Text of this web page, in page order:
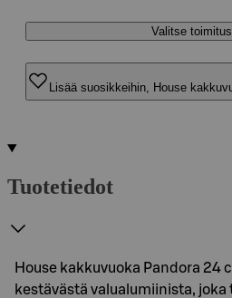
Valitse
Lisää suosikkeihin, House
Tuotetiedot
House kakkuvuoka Pandora 24
kestävästä valualumiinista, joka